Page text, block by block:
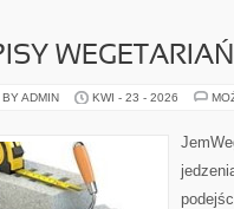
ADMIN KWI - 23 - 2026